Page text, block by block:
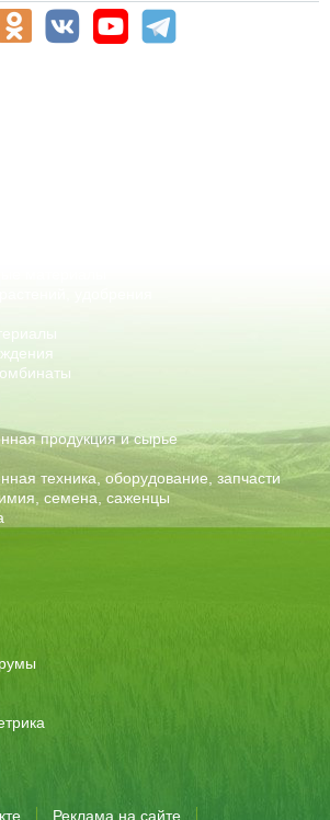
продукция и сырье
техника, оборудование, запчасти
семена, саженцы
Реклама на сайте